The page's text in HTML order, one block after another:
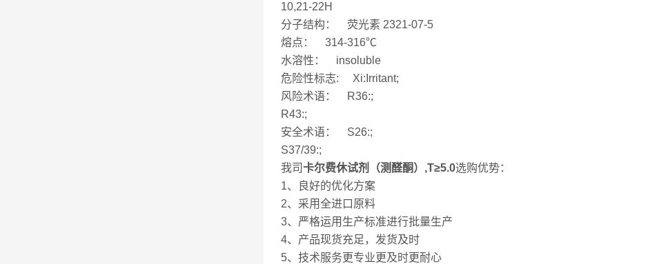
10,21-22H
分子结构： 荧光素 2321-07-5
熔点： 314-316℃
水溶性： insoluble
危险性标志: Xi:Irritant;
风险术语： R36:;
R43:;
安全术语： S26:;
S37/39:;
我司卡尔费休试剂（测醛酮）,T≥5.0选购优势：
1、良好的优化方案
2、采用全进口原料
3、严格运用生产标准进行批量生产
4、产品现货充足，发货及时
5、技术服务更专业更及时更耐心